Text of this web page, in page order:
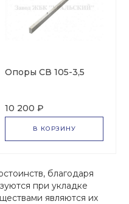
Опоры СВ 105-3,5
10 200 ₽
В КОРЗИНУ
благодаря
при укладке
являются их